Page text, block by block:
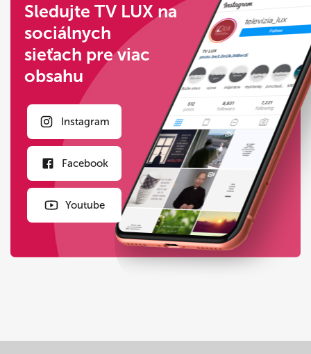
Sledujte TV LUX na
sociálnych
sieťach pre viac
obsahu
Instagram
Facebook
Youtube